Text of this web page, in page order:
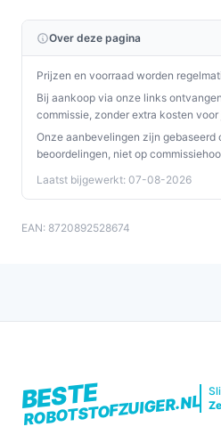
Over deze pagina
Prijzen en voorraad worden
Bij aankoop via onze links
commissie, zonder extra kosten voor
Onze aanbevelingen zijn gebaseerd
beoordelingen, niet op
Laatst bijgewerkt: 07-08-2026
EAN: 8720892528674
BESTE
ROBOTSTOFZUIGER.NL